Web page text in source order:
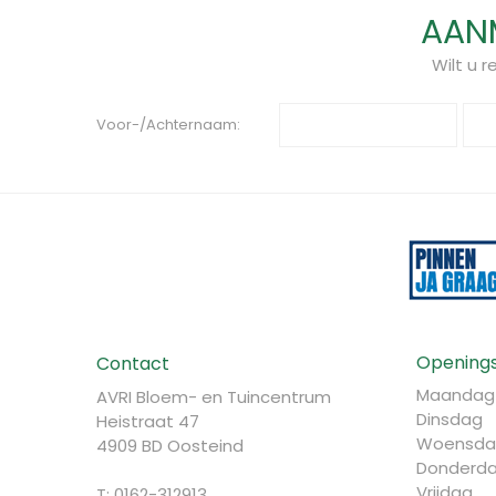
Wilt u
Voor-/Achternaam:
Contact
AVRI Bloem- en Tuincentrum
Heistraat 47
4909 BD Oosteind
Maandag
Dinsdag